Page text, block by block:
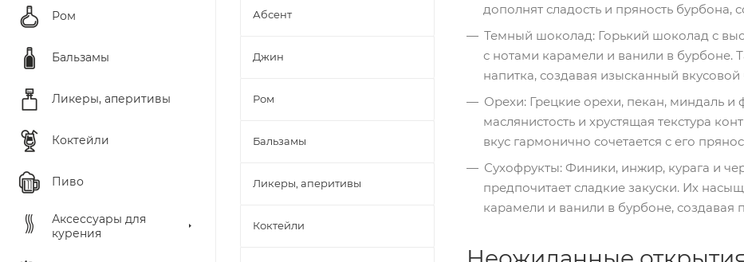
Ром
Бальзамы
Ликеры, аперитивы
Коктейли
Пиво
Аксессуары для
курения
дополнят сладость и пряность бурбона,
Темный шоколад: Горький шоколад с
с нотами карамели и ванили в бурбоне.
напитка, создавая изысканный вкусовой
Орехи: Грецкие орехи, пекан, миндаль
маслянистость и хрустящая текстура
вкус гармонично сочетается с его
Сухофрукты: Финики, инжир, курага и
предпочитает сладкие закуски. Их
карамели и ванили в бурбоне, создавая
Абсент
Джин
Ром
Бальзамы
Ликеры, аперитивы
Коктейли